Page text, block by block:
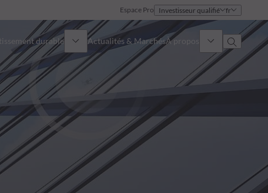
Espace Pro Investisseur qualifié fr
durable
Présentation
Approche
Publications
Actualités & MarchésÀ propos
Identité
Notre équipe commerciale